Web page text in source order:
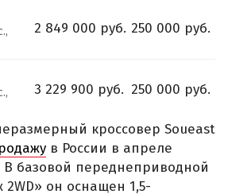
2 849 000 руб. 250 000 руб.
3 229 900 руб. 250 000 руб.
кроссовер Soueast
в России в апреле
базовой переднеприводной
он оснащен 1,5-